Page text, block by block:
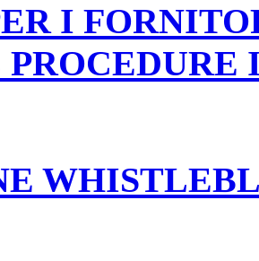
I
PROCEDURE